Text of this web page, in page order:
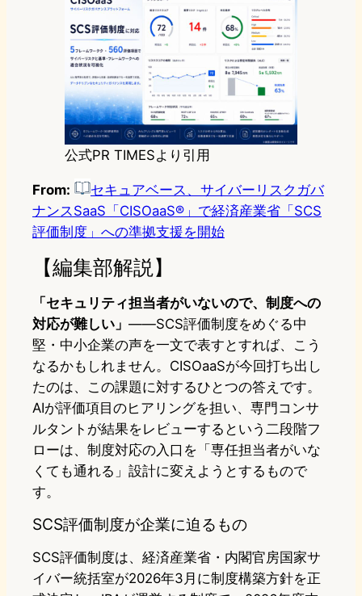
公式PR TIMESより引用
From:
セキュアベース、サイバーリスクガバ
ナンスSaaS「CISOaaS®」で経済産業省「SCS
評価制度」への準拠支援を開始
【編集部解説】
「セキュリティ担当者がいないので、制度への
対応が難しい」 ——SCS評価制度をめぐる中
堅・中小企業の声を一文で表すとすれば、こう
なるかもしれません。CISOaaSが今回打ち出し
たのは、この課題に対するひとつの答えです。
AIが評価項目のヒアリングを担い、専門コンサ
ルタントが結果をレビューするという二段階フ
ローは、制度対応の入口を「専任担当者がいな
くても通れる」設計に変えようとするもので
す。
SCS評価制度が企業に迫るもの
SCS評価制度は、経済産業省・内閣官房国家サ
イバー統括室が2026年3月に制度構築方針を正